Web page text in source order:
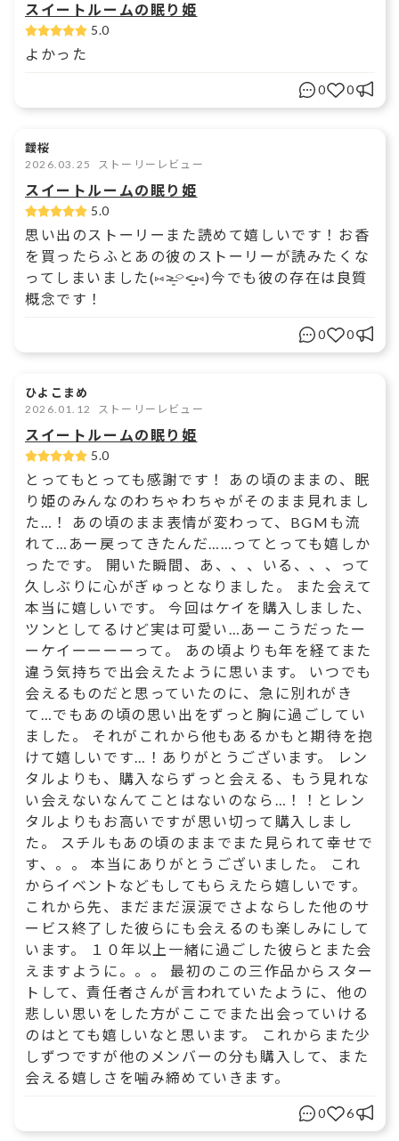
スイートルームの眠り姫
5.0
よかった
0 0
靉桜
2026.03.25 ストーリーレビュー
スイートルームの眠り姫
5.0
思い出のストーリーまた読めて嬉しいです！お香
を買ったらふとあの彼のストーリーが読みたくな
ってしまいました(⑅˃̶͈⌔˂̶͈⑅)今でも彼の存在は良質
概念です！
0 0
ひよこまめ
2026.01.12 ストーリーレビュー
スイートルームの眠り姫
5.0
とってもとっても感謝です！ あの頃のままの、眠
り姫のみんなのわちゃわちゃがそのまま見れまし
た…！ あの頃のまま表情が変わって、BGMも流
れて…あー戻ってきたんだ……ってとっても嬉しか
ったです。 開いた瞬間、あ、、、いる、、、って
久しぶりに心がぎゅっとなりました。 また会えて
本当に嬉しいです。 今回はケイを購入しました、
ツンとしてるけど実は可愛い…あーこうだったー
ーケイーーーーって。 あの頃よりも年を経てまた
違う気持ちで出会えたように思います。 いつでも
会えるものだと思っていたのに、急に別れがき
て…でもあの頃の思い出をずっと胸に過ごしてい
ました。 それがこれから他もあるかもと期待を抱
けて嬉しいです…！ありがとうございます。 レン
タルよりも、購入ならずっと会える、もう見れな
い会えないなんてことはないのなら…！！とレン
タルよりもお高いですが思い切って購入しまし
た。 スチルもあの頃のままでまた見られて幸せで
す、。。 本当にありがとうございました。 これ
からイベントなどもしてもらえたら嬉しいです。
これから先、まだまだ涙涙でさよならした他のサ
ービス終了した彼らにも会えるのも楽しみにして
います。 １０年以上一緒に過ごした彼らとまた会
えますように。。。 最初のこの三作品からスター
トして、責任者さんが言われていたように、他の
悲しい思いをした方がここでまた出会っていける
のはとても嬉しいなと思います。 これからまた少
しずつですが他のメンバーの分も購入して、また
会える嬉しさを噛み締めていきます。
0 6